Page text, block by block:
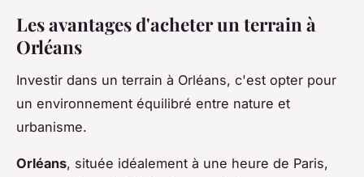
Les avantages d'acheter un terrain à
Orléans
Investir dans un terrain à Orléans, c'est opter pour
un environnement équilibré entre nature et
urbanisme.
Orléans, située idéalement à une heure de Paris,